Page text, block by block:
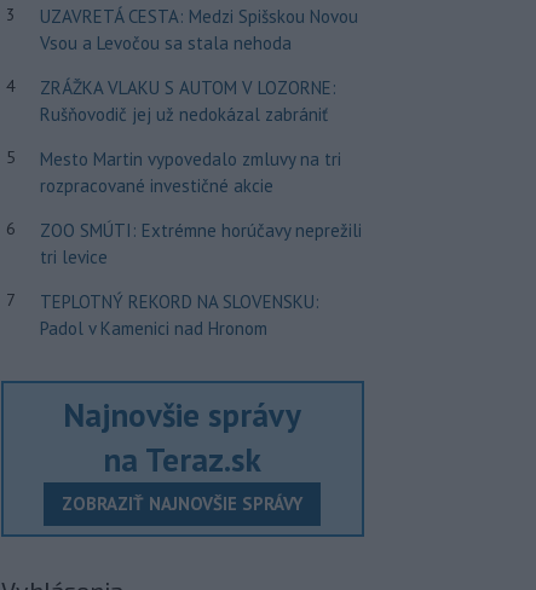
3
UZAVRETÁ CESTA: Medzi Spišskou Novou
Vsou a Levočou sa stala nehoda
4
ZRÁŽKA VLAKU S AUTOM V LOZORNE:
Rušňovodič jej už nedokázal zabrániť
5
Mesto Martin vypovedalo zmluvy na tri
rozpracované investičné akcie
6
ZOO SMÚTI: Extrémne horúčavy neprežili
tri levice
7
TEPLOTNÝ REKORD NA SLOVENSKU:
Padol v Kamenici nad Hronom
Najnovšie správy
na Teraz.sk
ZOBRAZIŤ NAJNOVŠIE SPRÁVY